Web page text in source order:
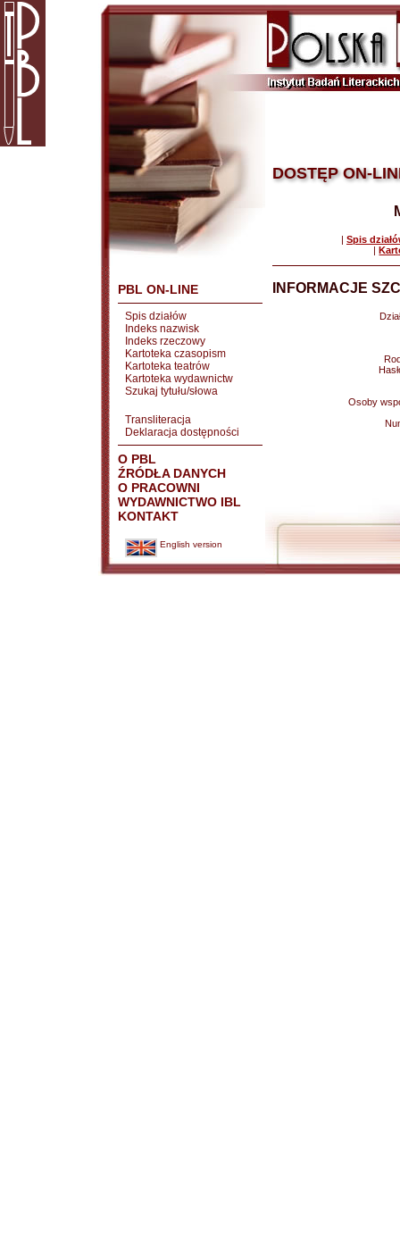
PBL ON-LINE
Spis działów
Indeks nazwisk
Indeks rzeczowy
Kartoteka czasopism
Kartoteka teatrów
Kartoteka wydawnictw
Szukaj tytułu/słowa
Transliteracja
Deklaracja dostępności
O PBL
ŹRÓDŁA DANYCH
O PRACOWNI
WYDAWNICTWO IBL
KONTAKT
English version
DOSTĘP ON-
| Spis
|
INFORMACJE
Osoby